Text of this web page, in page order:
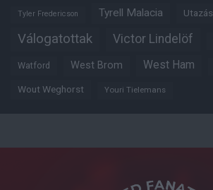
Tyler Fredericson Tyrell Malacia Utazás
Válogatottak Victor Lindelöf
Watford West Brom West Ham
Wout Weghorst Youri Tielemans